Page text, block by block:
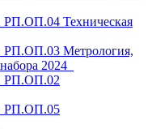
РП.ОП.04 Техническая
РП.ОП.03 Метрология,
2024_
РП.ОП.02
РП.ОП.05